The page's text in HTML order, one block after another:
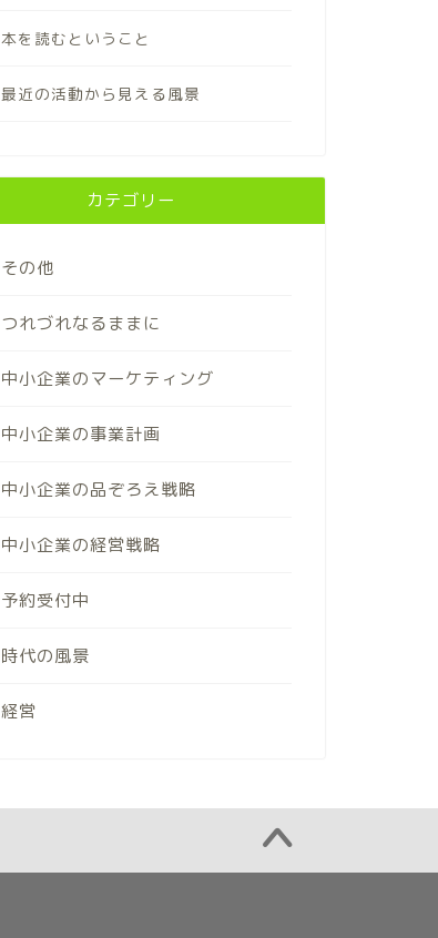
本を読むということ
最近の活動から見える風景
カテゴリー
その他
つれづれなるままに
中小企業のマーケティング
中小企業の事業計画
中小企業の品ぞろえ戦略
中小企業の経営戦略
予約受付中
時代の風景
経営